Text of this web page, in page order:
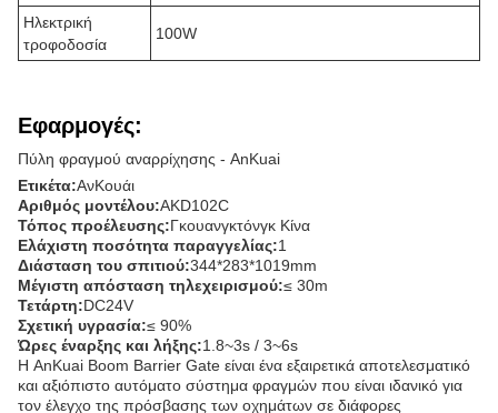
Ηλεκτρική
τροφοδοσία
100W
Εφαρμογές:
Πύλη φραγμού αναρρίχησης - AnKuai
Ετικέτα:ΑνΚουάι
Αριθμός μοντέλου:AKD102C
Τόπος προέλευσης:Γκουανγκτόνγκ Κίνα
Ελάχιστη ποσότητα παραγγελίας:1
Διάσταση του σπιτιού:344*283*1019mm
Μέγιστη απόσταση τηλεχειρισμού:≤ 30m
Τετάρτη:DC24V
Σχετική υγρασία:≤ 90%
Ώρες έναρξης και λήξης:1.8~3s / 3~6s
Η AnKuai Boom Barrier Gate είναι ένα εξαιρετικά αποτελεσματικό
και αξιόπιστο αυτόματο σύστημα φραγμών που είναι ιδανικό για
τον έλεγχο της πρόσβασης των οχημάτων σε διάφορες